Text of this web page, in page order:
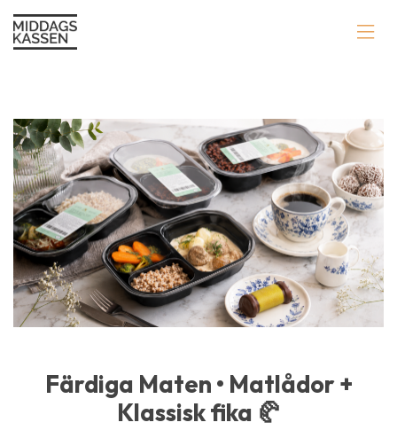
Färdiga Maten • Matlådor +
Klassisk fika 🥐